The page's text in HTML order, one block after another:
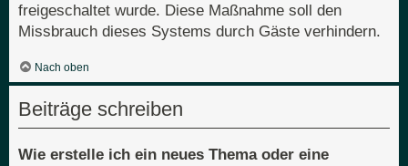
freigeschaltet wurde. Diese Maßnahme soll den
Missbrauch dieses Systems durch Gäste verhindern.
Nach oben
Beiträge schreiben
Wie erstelle ich ein neues Thema oder eine